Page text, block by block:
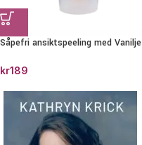
Såpefri ansiktspeeling med Vanilje
kr189